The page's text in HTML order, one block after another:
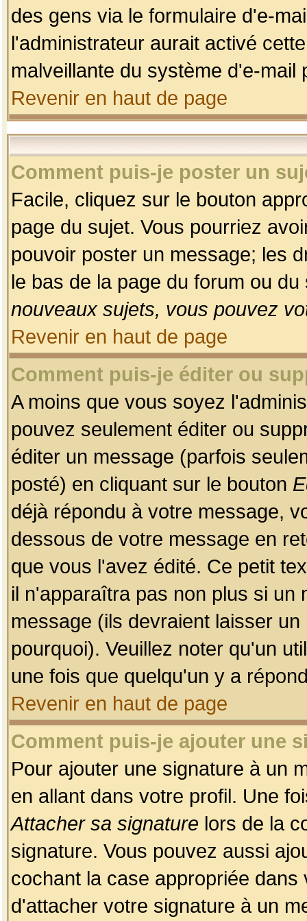
des gens via le formulaire d'e-
l'administrateur aurait activé
malveillante du système d'e-
Revenir en haut de page
Comment puis-je poster un
Facile, cliquez sur le bouton
page du sujet. Vous pourriez
pouvoir poster un message; les
le bas de la page du forum ou
nouveaux sujets, vous pouvez
Revenir en haut de page
Comment puis-je éditer ou
A moins que vous soyez
pouvez seulement éditer ou
éditer un message (parfois
posté) en cliquant sur le bouton
déjà répondu à votre message,
dessous de votre message en
que vous l'avez édité. Ce petit
il n'apparaîtra pas non plus si un
message (ils devraient laisser
pourquoi). Veuillez noter qu'un
une fois que quelqu'un y a
Revenir en haut de page
Comment puis-je ajouter une
Pour ajouter une signature à un
en allant dans votre profil. Une
Attacher sa signature lors de la
signature. Vous pouvez aussi
cochant la case appropriée
d'attacher votre signature à un